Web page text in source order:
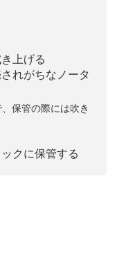
上げる
れがちなノータ
保管の際には吹き
クに保管する